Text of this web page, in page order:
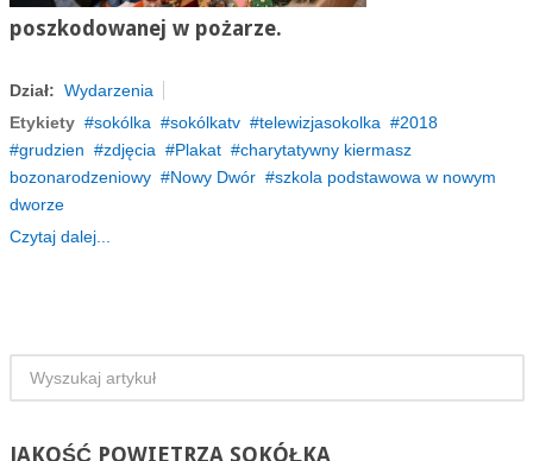
poszkodowanej w pożarze.
Dział: Wydarzenia
Etykiety
sokólka sokólkatv telewizjasokolka
2018
grudzien
zdjęcia Plakat
charytatywny kiermasz
bozonarodzeniowy
Nowy Dwór
szkola podstawowa w nowym
dworze
Czytaj dalej...
JAKOŚĆPOWIETRZA SOKÓŁKA